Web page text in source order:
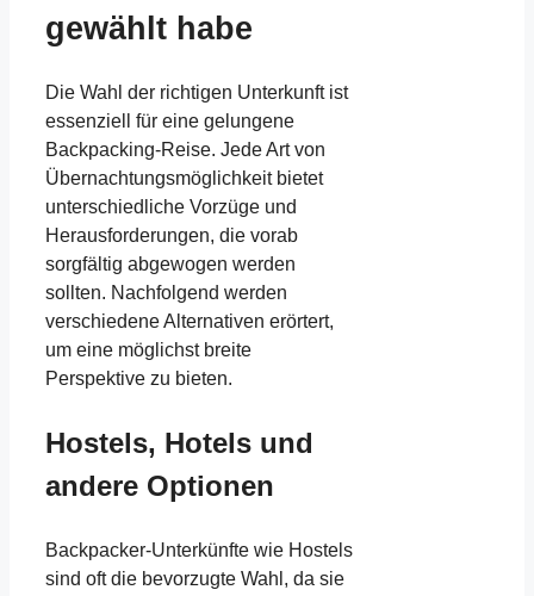
gewählt habe
Die Wahl der richtigen Unterkunft ist
essenziell für eine gelungene
Backpacking-Reise. Jede Art von
Übernachtungsmöglichkeit bietet
unterschiedliche Vorzüge und
Herausforderungen, die vorab
sorgfältig abgewogen werden
sollten. Nachfolgend werden
verschiedene Alternativen erörtert,
um eine möglichst breite
Perspektive zu bieten.
Hostels, Hotels und
andere Optionen
Backpacker-Unterkünfte wie Hostels
sind oft die bevorzugte Wahl, da sie